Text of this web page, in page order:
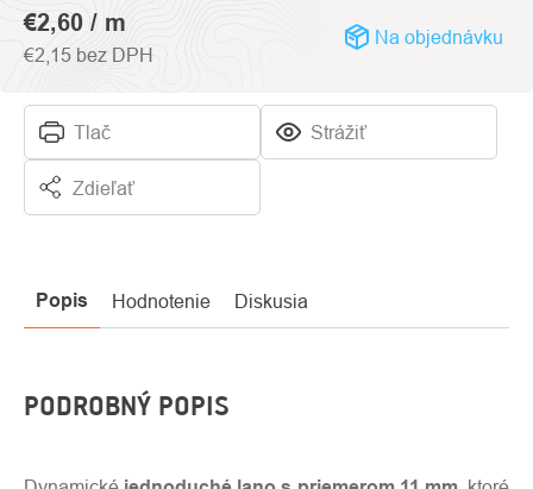
Tlač Strážiť
Zdieľať
€2,60 / m
€2,15 bez DPH
Na objednávku
Popis Hodnotenie Diskusia
PODROBNÝ POPIS